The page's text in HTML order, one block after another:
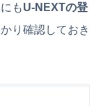
もU-NEXTの登
り確認しておき